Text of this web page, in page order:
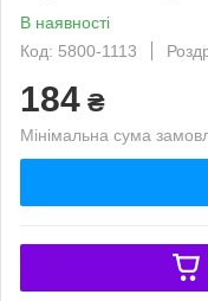
В наявності
Код: 5800-1113
184 ₴
Мінімальна сума